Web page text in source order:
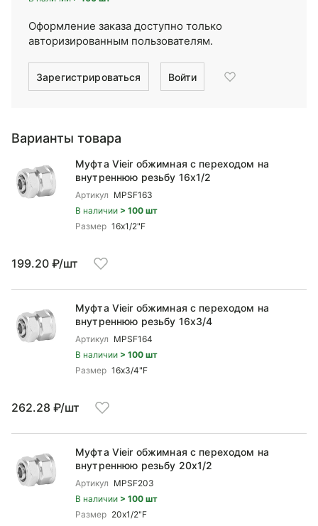
Оформление заказа доступно только
авторизированным пользователям.
Зарегистрироваться Войти
Варианты товара
Муфта Vieir обжимная с переходом на
внутреннюю резьбу 16x1/2
Артикул MPSF163
В наличии > 100 шт
Размер 16x1/2"F
199.20 ₽/шт
Муфта Vieir обжимная с переходом на
внутреннюю резьбу 16x3/4
Артикул MPSF164
В наличии > 100 шт
Размер 16x3/4"F
262.28 ₽/шт
Муфта Vieir обжимная с переходом на
внутреннюю резьбу 20x1/2
Артикул MPSF203
В наличии > 100 шт
Размер 20x1/2"F